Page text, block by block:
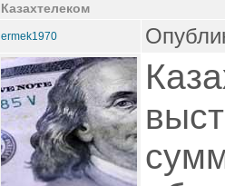
Казахтелеком
ermek1970